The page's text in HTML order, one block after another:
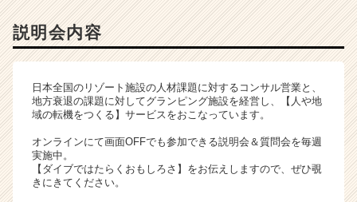
ト
が
届
く
活
説明会内容
日本全国のリゾート施設の人材課題に対するコンサル営業と、
地方衰退の課題に対してグランピング施設を経営し、【人や地
域の転機をつくる】サービスをおこなっています。
オンラインにて画面OFFでも参加できる説明会＆質問会を毎週
実施中。
【ダイブではたらくおもしろさ】をお伝えしますので、ぜひ覗
きにきてください。